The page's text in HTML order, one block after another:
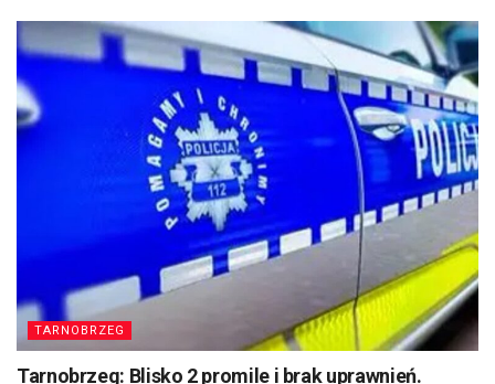
TARNOBRZEG
Tarnobrzeg: Blisko 2 promile i brak uprawnień.